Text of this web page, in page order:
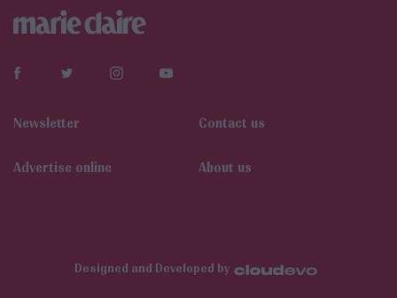
Newsletter Contact us
Αdvertise online About us
Designed and Developed by